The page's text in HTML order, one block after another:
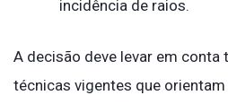
incidência de raios.
A decisão deve levar em conta
técnicas vigentes que